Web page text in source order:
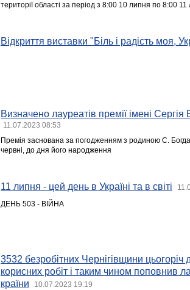
території області за період з 8:00 10 липня по 8:00
Відкриття виставки "Біль і радість моя,
Визначено лауреатів премії імені
11.07.2023 08:53
Премія заснована за погодженням з родиною С.
червні, до дня його народження
11 липня - цей день в Україні та в світі
ДЕНЬ 503 - ВІЙНА
3532 безробітних Чернігівщини цьогоріч
корисних робіт і таким чином поповнив
країни
10.07.2023 19:19